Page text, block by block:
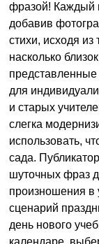
фразой! Каждый
добавив
стихи, исходя из
насколько
для
и старых
слегка
использовать,
сада.
шуточных фраз
произношения в
сценарий
день нового